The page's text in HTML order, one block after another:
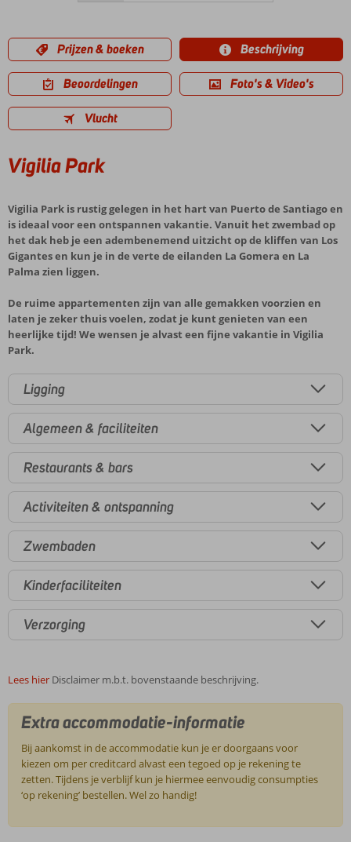
Prijzen & boeken Beschrijving
Beoordelingen Foto's & Video's
Vlucht
Vigilia Park
Vigilia Park is rustig gelegen in het hart van Puerto de Santiago en
is ideaal voor een ontspannen vakantie. Vanuit het zwembad op
het dak heb je een adembenemend uitzicht op de kliffen van Los
Gigantes en kun je in de verte de eilanden La Gomera en La
Palma zien liggen.
De ruime appartementen zijn van alle gemakken voorzien en
laten je zeker thuis voelen, zodat je kunt genieten van een
heerlijke tijd! We wensen je alvast een fijne vakantie in Vigilia
Park.
Ligging
Algemeen & faciliteiten
Restaurants & bars
Activiteiten & ontspanning
Zwembaden
Kinderfaciliteiten
Verzorging
Lees hier Disclaimer m.b.t. bovenstaande beschrijving.
Extra accommodatie-informatie
Bij aankomst in de accommodatie kun je er doorgaans voor
kiezen om per creditcard alvast een tegoed op je rekening te
zetten. Tijdens je verblijf kun je hiermee eenvoudig consumpties
‘op rekening’ bestellen. Wel zo handig!